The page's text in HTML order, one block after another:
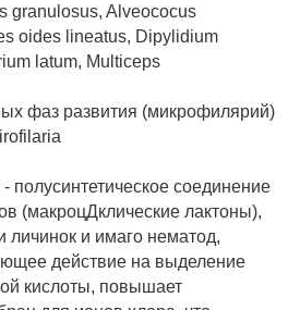
granulosus, Alveococus
oides lineatus, Dipylidium
latum, Multiceps
фаз развития (микрофилярий)
полусинтетическое соединение
(макроцДклические лактоны),
личинок и имаго нематод,
действие на выделение
кислоты, повышает